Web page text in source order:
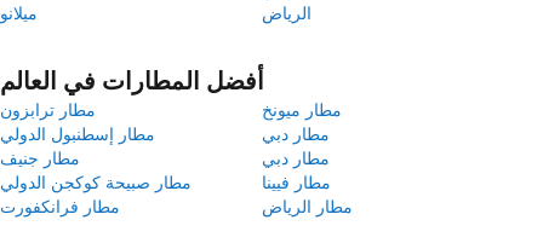
ميلانو
الرياض
أفضل المطارات في العالم
مطار ترابزون
مطار ميونخ
مطار إسطنبول الدولي
مطار دبي
مطار جنيف
مطار دبي
مطار صبيحة كوكجن الدولي
مطار فيينا
مطار فرانكفورت
مطار الرياض